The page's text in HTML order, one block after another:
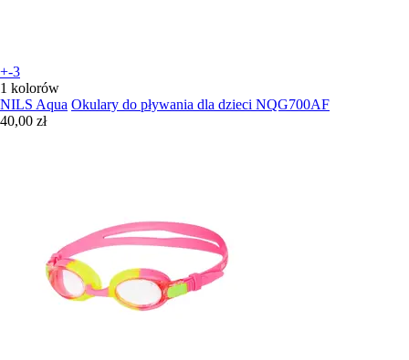
+-3
1 kolorów
NILS Aqua Okulary do pływania dla dzieci NQG700AF
40,00 zł